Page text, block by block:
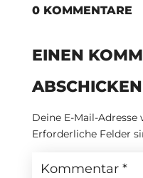
0 KOMMENTARE
EINEN
ABSCHICKEN
Deine E-Mail-
Erforderliche Felder